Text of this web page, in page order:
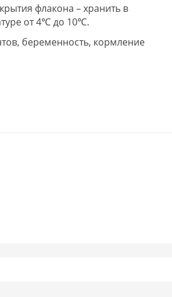
флакона – хранить в
от 4℃ до 10℃.
беременность, кормление